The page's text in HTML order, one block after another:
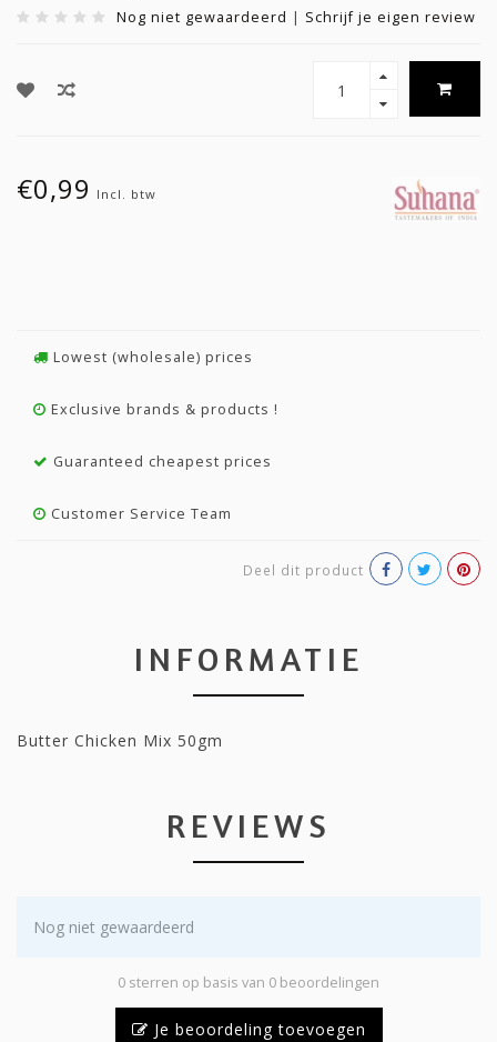
Nog niet gewaardeerd | Schrijf je eigen review
€0,99 Incl. btw
Lowest (wholesale) prices
Exclusive brands & products !
Guaranteed cheapest prices
Customer Service Team
Deel dit product
INFORMATIE
Butter Chicken Mix 50gm
REVIEWS
Nog niet gewaardeerd
0 sterren op basis van 0 beoordelingen
Je beoordeling toevoegen